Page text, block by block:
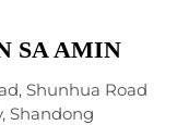
SA AMIN
Shunhua Road
Shandong